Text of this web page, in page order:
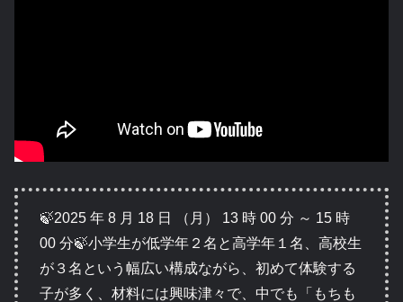
🍃2025 年 8 月 18 日 （月） 13 時 00 分 ～ 15 時
00 分🍃小学生が低学年２名と高学年１名、高校生
が３名という幅広い構成ながら、初めて体験する
子が多く、材料には興味津々で、中でも「もちも